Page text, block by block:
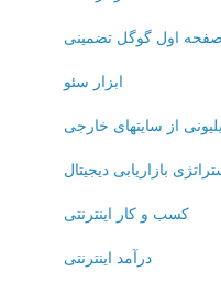
صفحه اول گوگل تضمینی
ابزار سئو
از سایتهای خارجی
بازاریابی دیجیتال
کسب و کار اینترنتی
درآمد اینترنتی